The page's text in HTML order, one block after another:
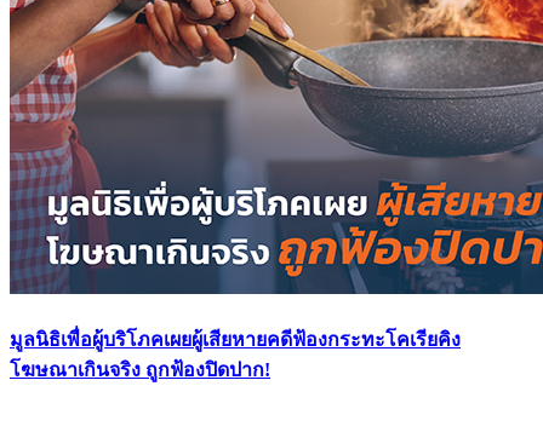
มูลนิธิเพื่อผู้บริโภคเผยผู้เสียหายคดีฟ้องกระทะโคเรียคิง
โฆษณาเกินจริง ถูกฟ้องปิดปาก!